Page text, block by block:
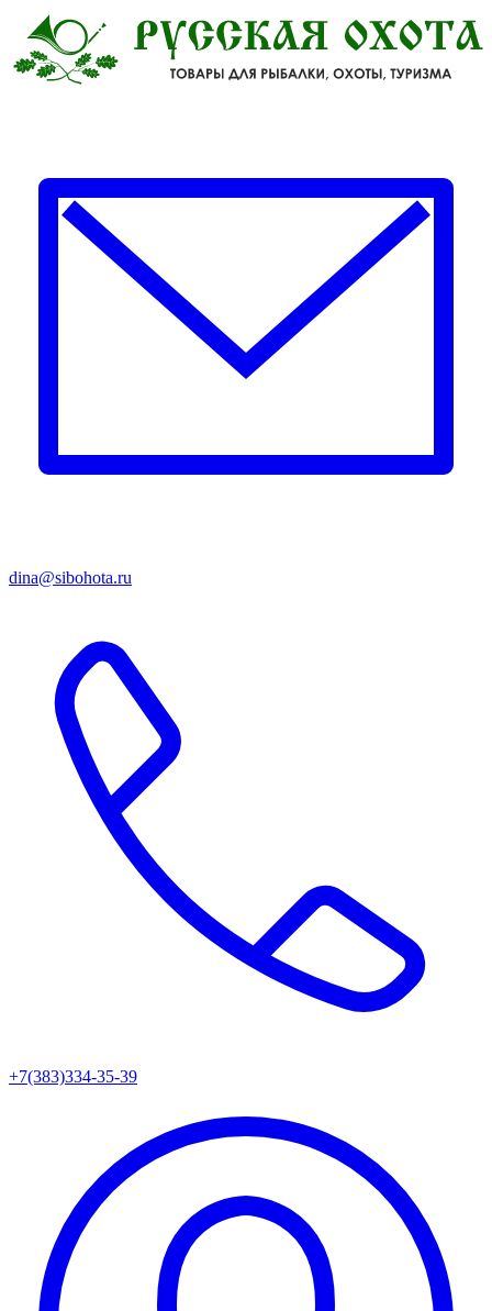
dina@sibohota.ru
+7(383)334-35-39